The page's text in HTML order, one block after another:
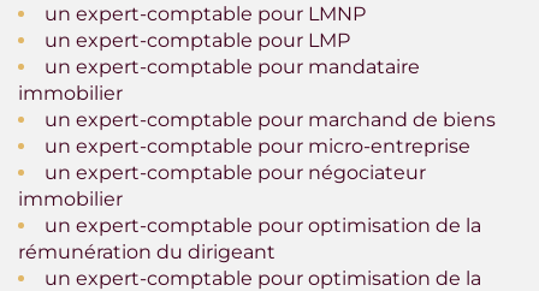
un expert-comptable pour LMNP
un expert-comptable pour LMP
un expert-comptable pour mandataire
immobilier
un expert-comptable pour marchand de biens
un expert-comptable pour micro-entreprise
un expert-comptable pour négociateur
immobilier
un expert-comptable pour optimisation de la
rémunération du dirigeant
un expert-comptable pour optimisation de la